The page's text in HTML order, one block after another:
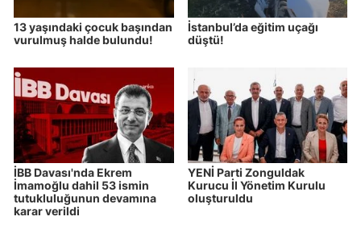
13 yaşındaki çocuk başından
vurulmuş halde bulundu!
İstanbul’da eğitim uçağı
düştü!
İBB Davası'nda Ekrem
İmamoğlu dahil 53 ismin
tutukluluğunun devamına
karar verildi
YENİ Parti Zonguldak
Kurucu İl Yönetim Kurulu
oluşturuldu